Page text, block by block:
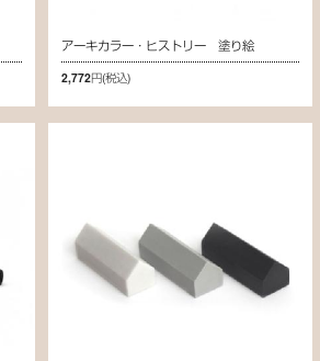
アーキカラー・ヒストリー 塗り絵
2,772円(税込)